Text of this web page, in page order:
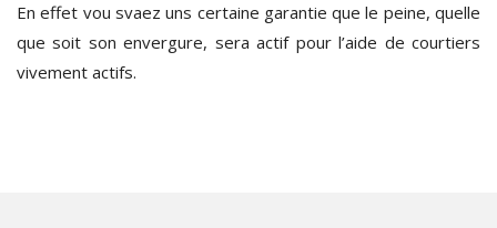
En effet vou svaez uns certaine garantie que le peine, quelle
que soit son envergure, sera actif pour l’aide de courtiers
vivement actifs.